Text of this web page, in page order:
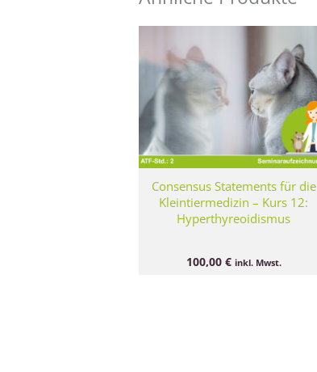
Consensus Statements für die
Kleintiermedizin – Kurs 12:
Hyperthyreoidismus
100,00 € inkl. Mwst.